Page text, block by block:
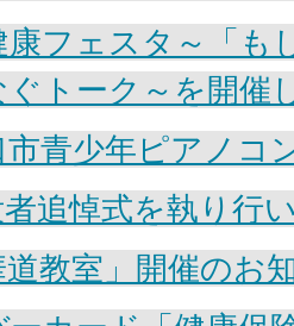
フェスタ～「も
ぐトーク～を開催
市青少年ピアノコ
者追悼式を執り行
道教室」開催のお